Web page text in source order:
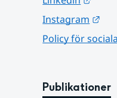
Instagram
Policy för
Publikationer